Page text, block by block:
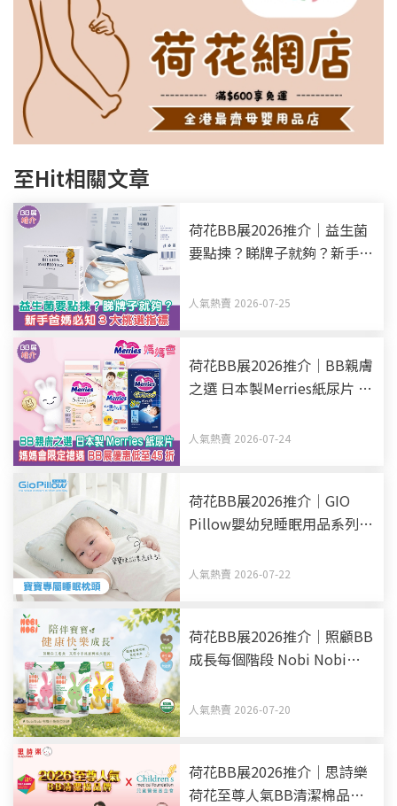
至Hit相關文章
荷花BB展2026推介｜益生菌
要點揀？睇牌子就夠？新手爸
人氣熱賣 2026-07-25
荷花BB展2026推介｜BB親膚
之選 日本製Merries紙尿片 媽
45折
人氣熱賣 2026-07-24
荷花BB展2026推介｜GIO
Pillow嬰幼兒睡眠用品系列
呵護BB睡眠
人氣熱賣 2026-07-22
荷花BB展2026推介｜照顧BB
成長每個階段 Nobi Nobi
之選
人氣熱賣 2026-07-20
荷花BB展2026推介｜思詩樂
荷花至尊人氣BB清潔棉品牌